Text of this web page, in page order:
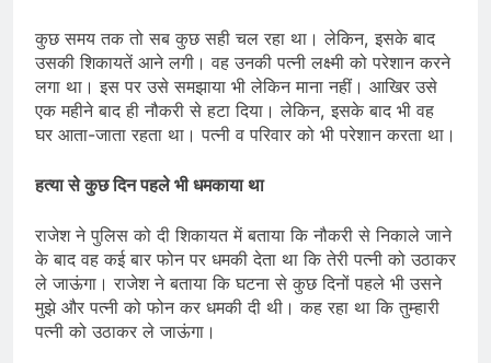
कुछ समय तक तो सब कुछ सही चल रहा था। लेकिन, इसके बाद
उसकी शिकायतें आने लगी। वह उनकी पत्नी लक्ष्मी को परेशान करने
लगा था। इस पर उसे समझाया भी लेकिन माना नहीं। आखिर उसे
एक महीने बाद ही नौकरी से हटा दिया। लेकिन, इसके बाद भी वह
घर आता-जाता रहता था। पत्नी व परिवार को भी परेशान करता था।
हत्या से कुछ दिन पहले भी धमकाया था
राजेश ने पुलिस को दी शिकायत में बताया कि नौकरी से निकाले जाने
के बाद वह कई बार फोन पर धमकी देता था कि तेरी पत्नी को उठाकर
ले जाऊंगा। राजेश ने बताया कि घटना से कुछ दिनों पहले भी उसने
मुझे और पत्नी को फोन कर धमकी दी थी। कह रहा था कि तुम्हारी
पत्नी को उठाकर ले जाऊंगा।